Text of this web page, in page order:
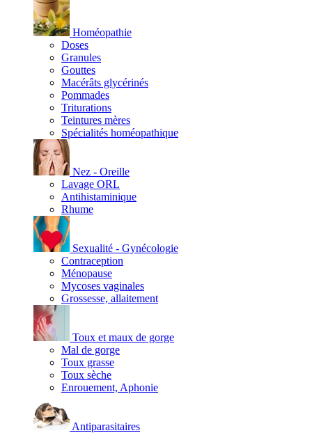
Homéopathie
Doses
Granules
Gouttes
Macérâts glycérinés
Pommades
Triturations
Teintures mères
Spécialités homéopathique
Nez - Oreille
Lavage ORL
Antihistaminique
Rhume
Sexualité - Gynécologie
Contraception
Ménopause
Mycoses vaginales
Grossesse, allaitement
Toux et maux de gorge
Mal de gorge
Toux grasse
Toux sèche
Enrouement, Aphonie
Antiparasitaires